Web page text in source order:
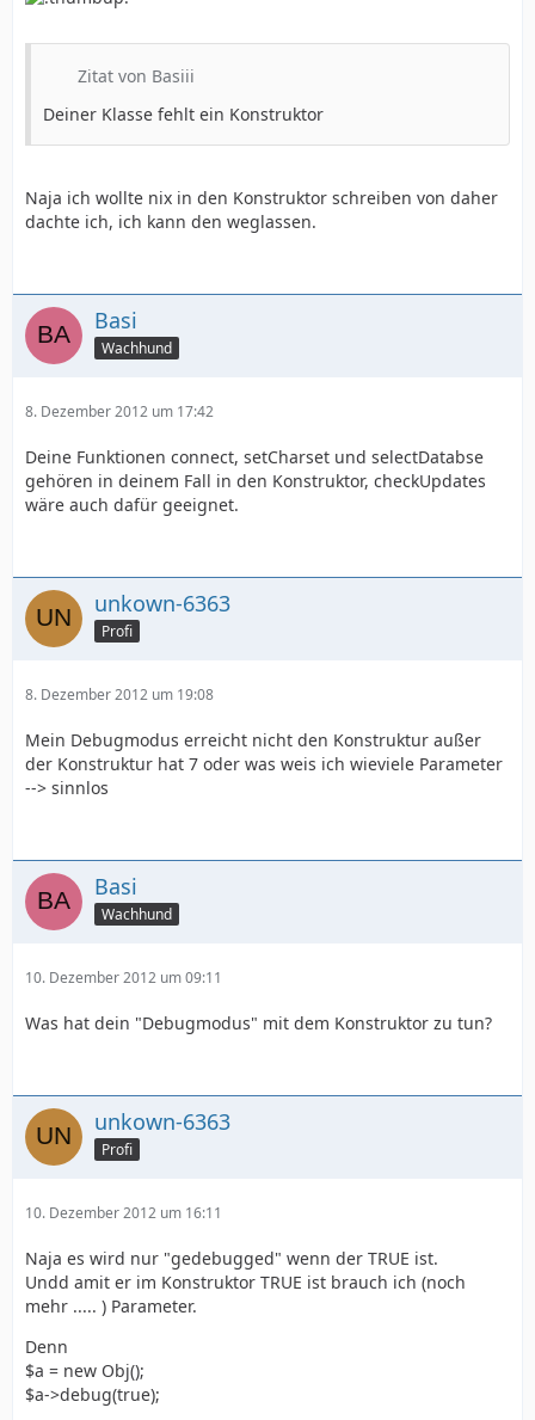
Zitat von Basiii
Deiner Klasse fehlt ein Konstruktor
Naja ich wollte nix in den Konstruktor schreiben von daher
dachte ich, ich kann den weglassen.
Basi
Wachhund
8. Dezember 2012 um 17:42
Deine Funktionen connect, setCharset und selectDatabse
gehören in deinem Fall in den Konstruktor, checkUpdates
wäre auch dafür geeignet.
unkown-6363
Profi
8. Dezember 2012 um 19:08
Mein Debugmodus erreicht nicht den Konstruktur außer
der Konstruktur hat 7 oder was weis ich wieviele Parameter
--> sinnlos
Basi
Wachhund
10. Dezember 2012 um 09:11
Was hat dein "Debugmodus" mit dem Konstruktor zu tun?
unkown-6363
Profi
10. Dezember 2012 um 16:11
Naja es wird nur "gedebugged" wenn der TRUE ist.
Undd amit er im Konstruktor TRUE ist brauch ich (noch
mehr ..... ) Parameter.
Denn
$a = new Obj();
$a->debug(true);